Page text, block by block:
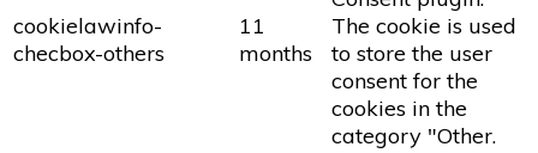
cookielawinfo-
checbox-others
11
months
The cookie is used
to store the user
consent for the
cookies in the
category "Other.